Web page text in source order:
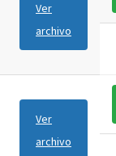
Ver
archivo
Ver
archivo